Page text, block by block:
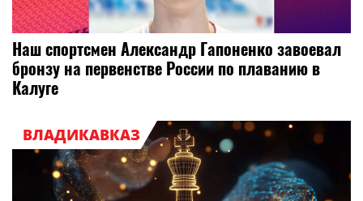
Наш спортсмен Александр Гапоненко завоевал
бронзу на первенстве России по плаванию в
Калуге
ВЛАДИКАВКАЗ